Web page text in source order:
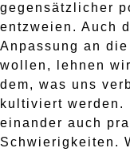
gegensätzlicher
entzweien. Auch
Anpassung an
wollen, lehnen
dem, was uns
kultiviert werden.
einander auch
Schwierigkeiten.